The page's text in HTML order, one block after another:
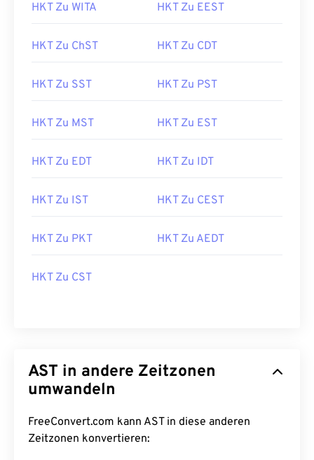
HKT Zu WITA HKT Zu EEST
HKT Zu ChST HKT Zu CDT
HKT Zu SST HKT Zu PST
HKT Zu MST HKT Zu EST
HKT Zu EDT HKT Zu IDT
HKT Zu IST HKT Zu CEST
HKT Zu PKT HKT Zu AEDT
HKT Zu CST
AST in andere Zeitzonen
umwandeln
FreeConvert.com kann AST in diese anderen
Zeitzonen konvertieren: